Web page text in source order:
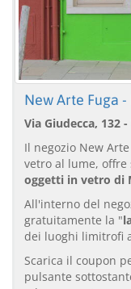
New Arte Fuga
Via Giudecca, 132
Il negozio New
vetro al lume, offre
oggetti in vetro di
All'interno del
gratuitamente la "
dei luoghi limitrofi
Scarica il coupon
pulsante